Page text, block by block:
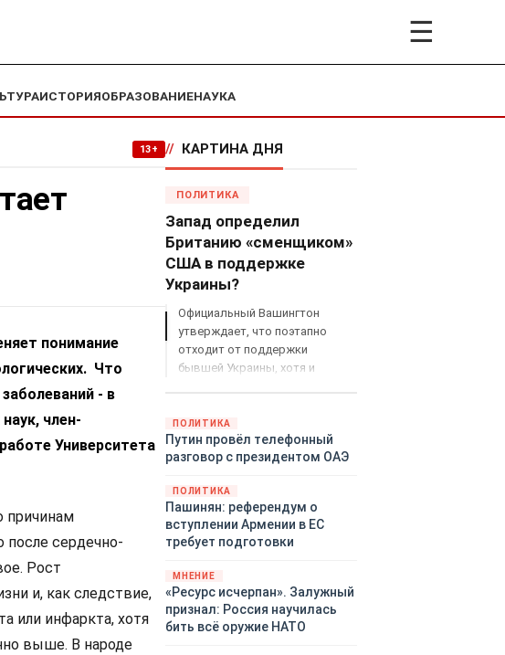
☰
ИСТОРИЯОБРАЗОВАНИЕНАУКА
13+
понимание
Что
- в
член-
Университета
причинам
после сердечно-
Рост
и, как следствие,
или инфаркта, хотя
выше. В народе
// КАРТИНА ДНЯ
ПОЛИТИКА
Запад определил
Британию «сменщиком»
США в поддержке
Украины?
Официальный Вашингтон
утверждает, что поэтапно
отходит от поддержки
бывшей Украины, хотя и
закупленное ранее оружие.
Также американская
администрация скидывает на
киевского режима оружием,
которое стремится продавать
всем новым снабженцам.
Однако часто возникают
предположения о возможном
«сменщике» американцев на
этом позорном посту.
Рассмотрим, кто же рвётся на
ПОЛИТИКА
Путин провёл телефонный
разговор с президентом ОАЭ
ПОЛИТИКА
Пашинян: референдум о
вступлении Армении в ЕС
требует подготовки
МНЕНИЕ
«Ресурс исчерпан». Залужный
признал: Россия научилась
бить всё оружие НАТО